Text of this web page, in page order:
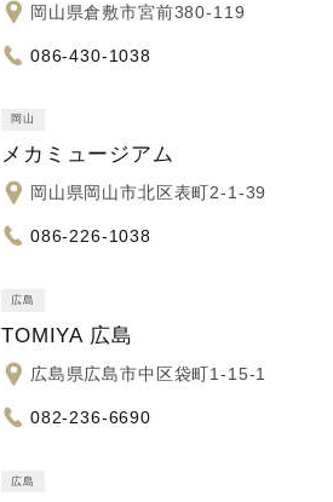
岡山県倉敷市宮前380-119
086-430-1038
岡山
メカミュージアム
岡山県岡山市北区表町2-1-39
086-226-1038
広島
TOMIYA 広島
広島県広島市中区袋町1-15-1
082-236-6690
広島